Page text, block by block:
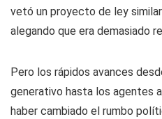
vetó un proyecto de ley
alegando que era demasiado
Pero los rápidos avances
generativo hasta los agentes
haber cambiado el rumbo